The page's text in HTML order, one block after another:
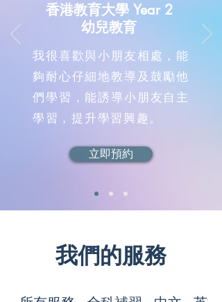
香港教育大學 Year 2
幼兒教育
我很喜歡與小朋友相處，能
夠耐心仔細地教導及鼓勵他
們學習，能誘導小朋友自主
學習，提升學習興趣。
立即預約
我們的服務